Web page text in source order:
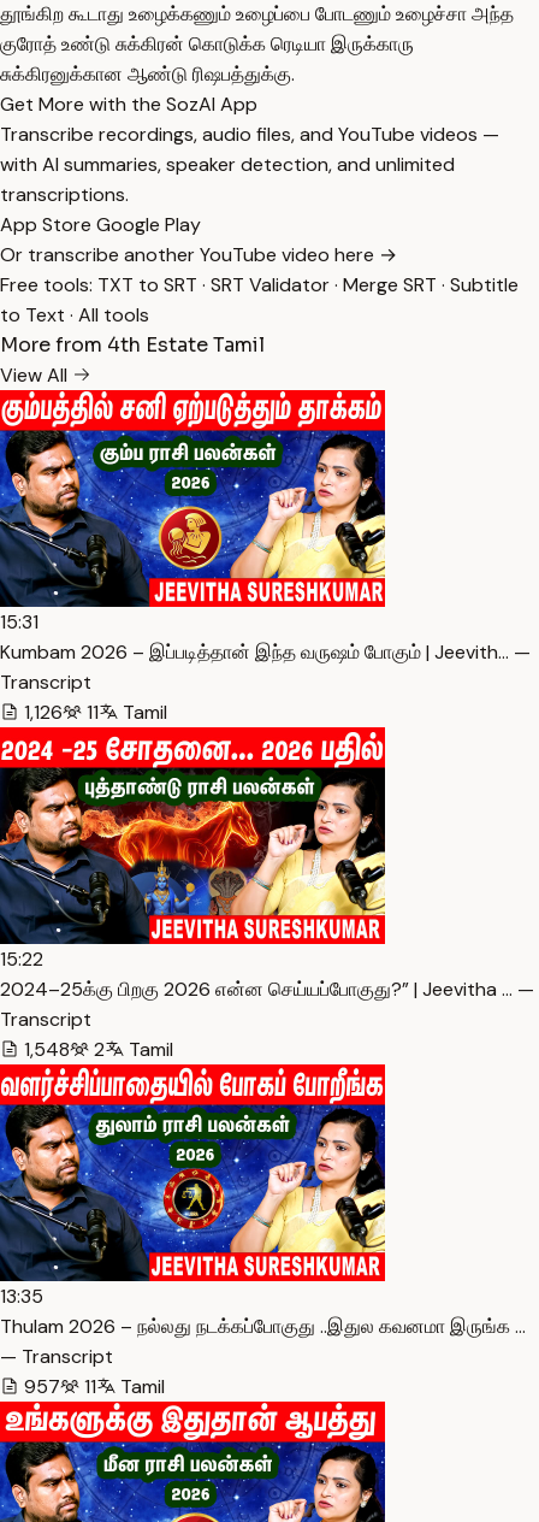
தூங்கிற கூடாது உழைக்கணும் உழைப்பை போடணும் உழைச்சா அந்த
குரோத் உண்டு சுக்கிரன் கொடுக்க ரெடியா இருக்காரு
சுக்கிரனுக்கான ஆண்டு ரிஷபத்துக்கு.
Get More with the SozAI App
Transcribe recordings, audio files, and YouTube videos —
with AI summaries, speaker detection, and unlimited
transcriptions.
App Store Google Play
Or transcribe another YouTube video here →
Free tools: TXT to SRT · SRT Validator· Merge SRT · Subtitle
to Text · All tools
More from 4th Estate Tamil
View All
15:31
Kumbam 2026 – இப்படித்தான் இந்த வருஷம் போகும் | Jeevith… —
Transcript
1,126
11 Tamil
15:22
2024–25க்கு பிறகு 2026 என்ன செய்யப்போகுது?” | Jeevitha … —
Transcript
1,548
2 Tamil
13:35
Thulam 2026 – நல்லது நடக்கப்போகுது ..இதுல கவனமா இருங்க …
— Transcript
957
11 Tamil